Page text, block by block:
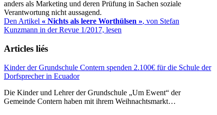
anders als Marketing und deren Prüfung in Sachen soziale
Verantwortung nicht aussagend.
Den Artikel « Nichts als leere Worthülsen », von Stefan
Kunzmann in der Revue 1/2017, lesen
Articles liés
Kinder der Grundschule Contern spenden 2.100€ für die Schule der
Dorfsprecher in Ecuador
Die Kinder und Lehrer der Grundschule „Um Ewent“ der
Gemeinde Contern haben mit ihrem Weihnachtsmarkt…